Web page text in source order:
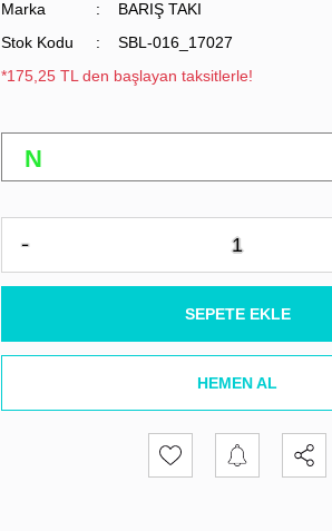
Marka
BARIŞ TAKI
Stok Kodu
SBL-016_17027
*175,25 TL den başlayan taksitlerle!
SEPETE EKLE
HEMEN AL